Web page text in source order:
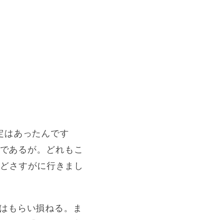
はあったんです
あるが。どれもこ
さすがに行きまし
もらい損ねる。ま